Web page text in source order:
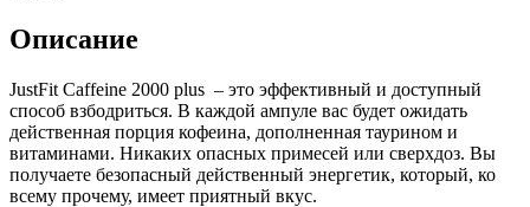
Описание
JustFit Caffeine 2000 plus – это эффективный и доступный
способ взбодриться. В каждой ампуле вас будет ожидать
действенная порция кофеина, дополненная таурином и
витаминами. Никаких опасных примесей или сверхдоз. Вы
получаете безопасный действенный энергетик, который, ко
всему прочему, имеет приятный вкус.